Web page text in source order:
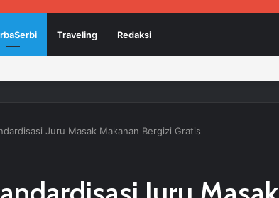
Traveling Redaksi
Juru Masak Makanan Bergizi Gratis